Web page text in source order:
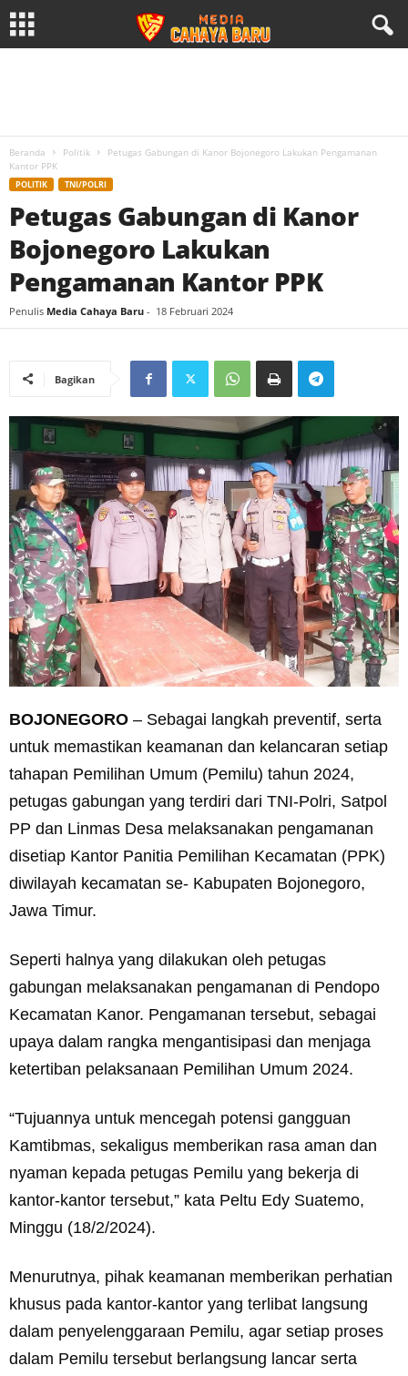
Beranda Politik
Petugas Gabungan di Kanor Bojonegoro Lakukan Pengamanan
Kantor PPK
POLITIK TNI/POLRI
Petugas Gabungan di Kanor
Bojonegoro Lakukan
Pengamanan Kantor PPK
Penulis Media Cahaya Baru - 18 Februari 2024
Bagikan
BOJONEGORO – Sebagai langkah preventif, serta
untuk memastikan keamanan dan kelancaran setiap
tahapan Pemilihan Umum (Pemilu) tahun 2024,
petugas gabungan yang terdiri dari TNI-Polri, Satpol
PP dan Linmas Desa melaksanakan pengamanan
disetiap Kantor Panitia Pemilihan Kecamatan (PPK)
diwilayah kecamatan se- Kabupaten Bojonegoro,
Jawa Timur.
Seperti halnya yang dilakukan oleh petugas
gabungan melaksanakan pengamanan di Pendopo
Kecamatan Kanor. Pengamanan tersebut, sebagai
upaya dalam rangka mengantisipasi dan menjaga
ketertiban pelaksanaan Pemilihan Umum 2024.
“Tujuannya untuk mencegah potensi gangguan
Kamtibmas, sekaligus memberikan rasa aman dan
nyaman kepada petugas Pemilu yang bekerja di
kantor-kantor tersebut,” kata Peltu Edy Suatemo,
Minggu (18/2/2024).
Menurutnya, pihak keamanan memberikan perhatian
khusus pada kantor-kantor yang terlibat langsung
dalam penyelenggaraan Pemilu, agar setiap proses
dalam Pemilu tersebut berlangsung lancar serta